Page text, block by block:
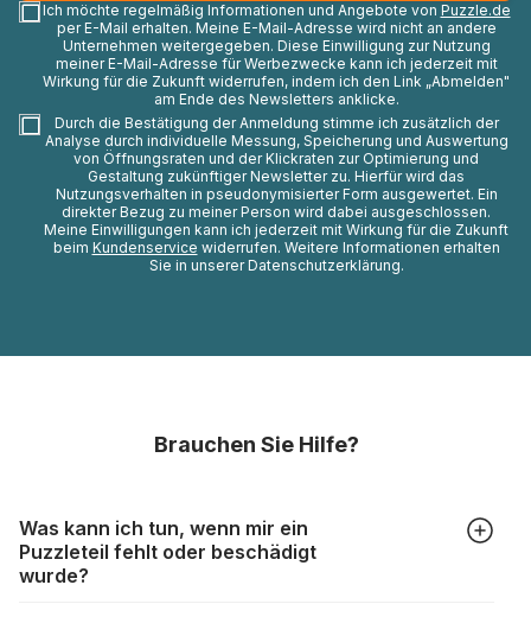
Ich möchte regelmäßig Informationen und Angebote von Puzzle.de
per E-Mail erhalten. Meine E-Mail-Adresse wird nicht an andere
Unternehmen weitergegeben. Diese Einwilligung zur Nutzung
meiner E-Mail-Adresse für Werbezwecke kann ich jederzeit mit
Wirkung für die Zukunft widerrufen, indem ich den Link „Abmelden"
am Ende des Newsletters anklicke.
Durch die Bestätigung der Anmeldung stimme ich zusätzlich der
Analyse durch individuelle Messung, Speicherung und Auswertung
von Öffnungsraten und der Klickraten zur Optimierung und
Gestaltung zukünftiger Newsletter zu. Hierfür wird das
Nutzungsverhalten in pseudonymisierter Form ausgewertet. Ein
direkter Bezug zu meiner Person wird dabei ausgeschlossen.
Meine Einwilligungen kann ich jederzeit mit Wirkung für die Zukunft
beim Kundenservice widerrufen. Weitere Informationen erhalten
Sie in unserer Datenschutzerklärung.
Brauchen Sie Hilfe?
Was kann ich tun, wenn mir ein
Puzzleteil fehlt oder beschädigt
wurde?